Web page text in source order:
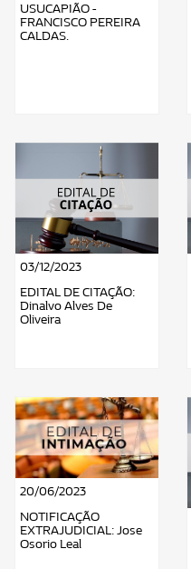
USUCAPIÃO -
FRANCISCO PEREIRA
CALDAS.
03/12/2023
EDITAL DE CITAÇÃO:
Dinalvo Alves De
Oliveira
20/06/2023
NOTIFICAÇÃO
EXTRAJUDICIAL: Jose
Osorio Leal